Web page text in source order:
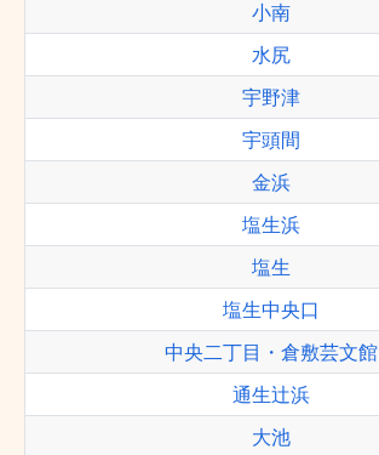
小南
水尻
宇野津
宇頭間
金浜
塩生浜
塩生
塩生中央口
中央二丁目・倉敷芸文館
通生辻浜
大池